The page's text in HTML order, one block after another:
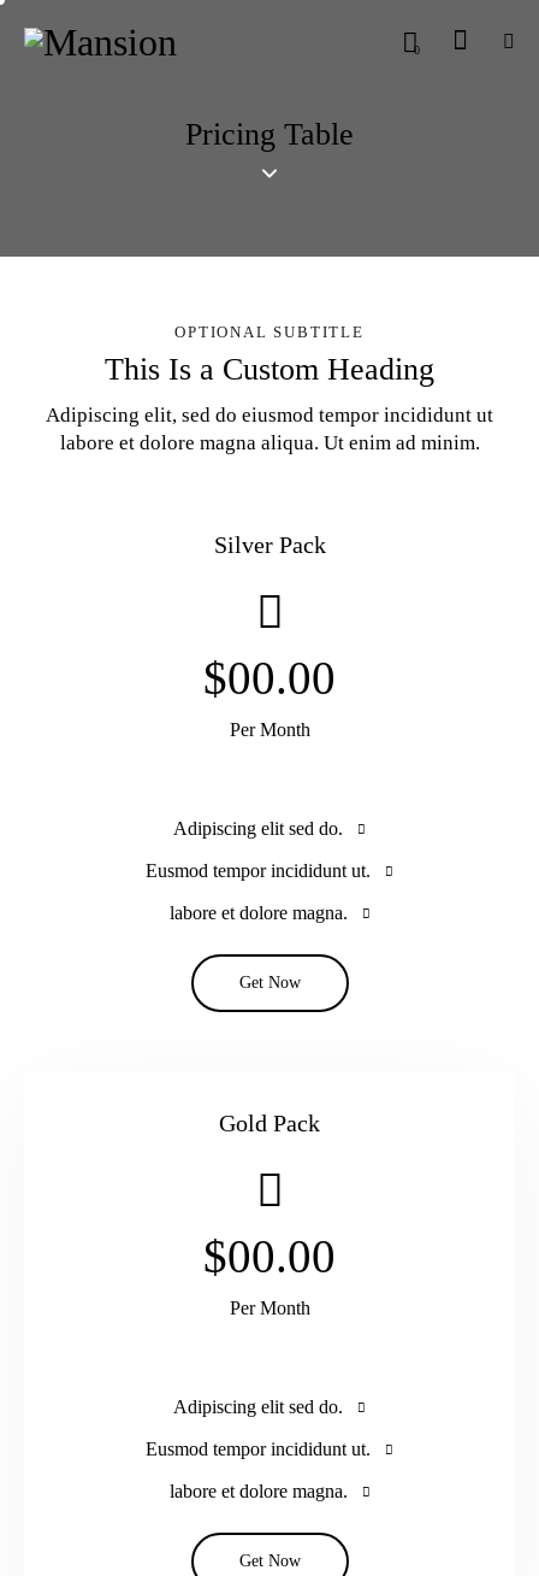
0
Pricing Table
OPTIONAL SUBTITLE
This Is a Custom Heading
Adipiscing elit, sed do eiusmod tempor incididunt ut
labore et dolore magna aliqua. Ut enim ad minim.
Silver Pack
$00.00
Per Month
Adipiscing elit sed do.
Eusmod tempor incididunt ut.
labore et dolore magna.
Get Now
Gold Pack
$00.00
Per Month
Adipiscing elit sed do.
Eusmod tempor incididunt ut.
labore et dolore magna.
Get Now